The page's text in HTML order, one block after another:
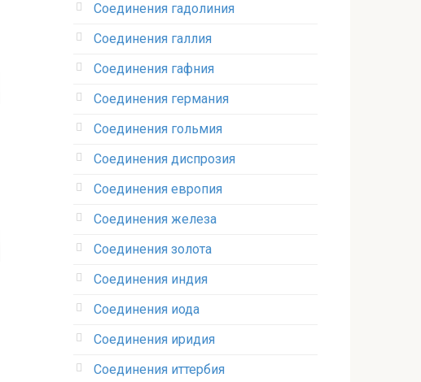
Соединения гадолиния‎
Соединения галлия‎
Соединения гафния‎
Соединения германия‎
Соединения гольмия‎
Соединения диспрозия‎ ‎
Соединения европия‎
Соединения железа‎
Соединения золота‎
Соединения индия
Соединения иода‎
Соединения иридия
Соединения иттербия‎